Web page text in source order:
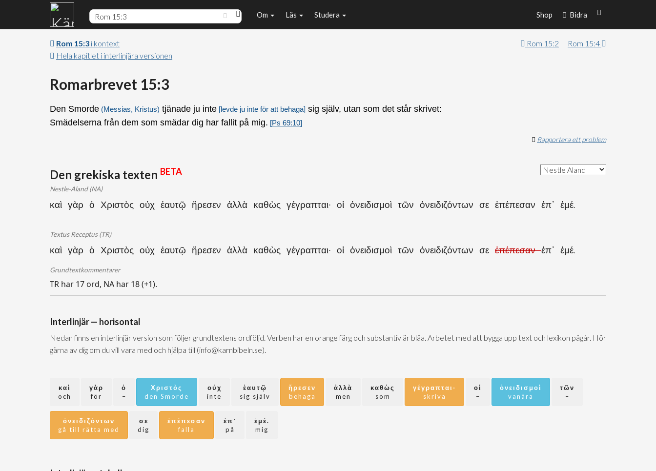
Bidra
Shop
Om Läs Studera
Rom 15:3 i kontext
Hela kapitlet i interlinjära versionen
Rom 15:2 Rom 15:4
Romarbrevet 15:3
Den Smorde (Messias, Kristus) tjänade ju inte [levde ju inte för att behaga] sig själv, utan som det står skrivet:
Smädelserna från dem som smädar dig har fallit på mig. [Ps 69:10]
Rapportera ett problem
Den grekiska texten BETA
Nestle-Aland (NA)
καὶ γὰρ ὁ Χριστὸς οὐχ ἑαυτῷ ἤρεσεν ἀλλὰ καθὼς γέγραπται· οἱ ὀνειδισμοὶ τῶν ὀνειδιζόντων σε ἐπέπεσαν ἐπ᾽ ἐμέ.
Textus Receptus (TR)
καὶ γὰρ ὁ Χριστὸς οὐχ ἑαυτῷ ἤρεσεν ἀλλὰ καθὼς γέγραπται· οἱ ὀνειδισμοὶ τῶν ὀνειδιζόντων σε ἐπέπεσανἐπ᾽ ἐμέ.
Grundtextkommentarer
TR har 17 ord, NA har 18 (+1).
Interlinjär — horisontal
Nedan finns en interlinjär version som följer grundtextens ordföljd. Verben har en orange färg och substantiv är blåa. Arbetet med att bygga upp text och lexikon pågår. Hör
gärna av dig om du vill vara med och hjälpa till (info@karnbibeln.se).
καὶ
och
γὰρ
för
ὁ
–
Χριστὸς
den Smorde
οὐχ
inte
ἑαυτῷ
sig själv
ἤρεσεν
behaga
ἀλλὰ
men
καθὼς
som
γέγραπται·
skriva
οἱ
–
ὀνειδισμοὶ
vanära
τῶν
–
ὀνειδιζόντων
gå till rätta med
σε
dig
ἐπέπεσαν
falla
ἐπ᾽
på
ἐμέ.
mig